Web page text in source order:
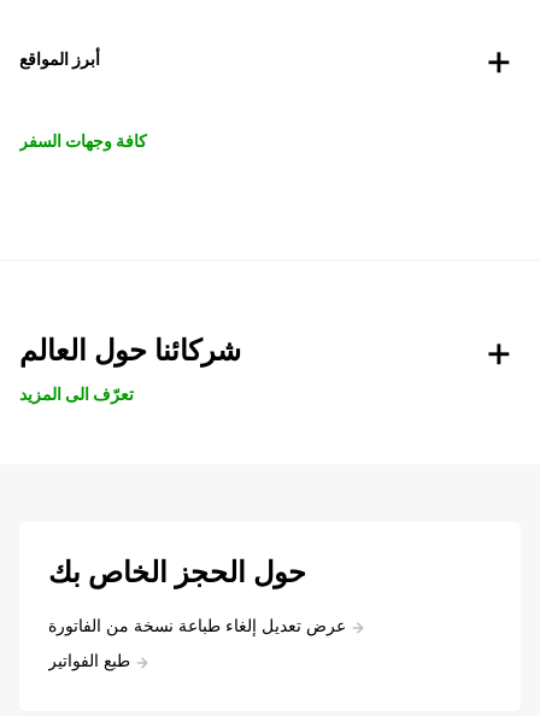
أبرز المواقع
كافة وجهات السفر
شركائنا حول العالم
تعرّف الى المزيد
حول الحجز الخاص بك
عرض تعديل إلغاء طباعة نسخة من الفاتورة
طبع الفواتير